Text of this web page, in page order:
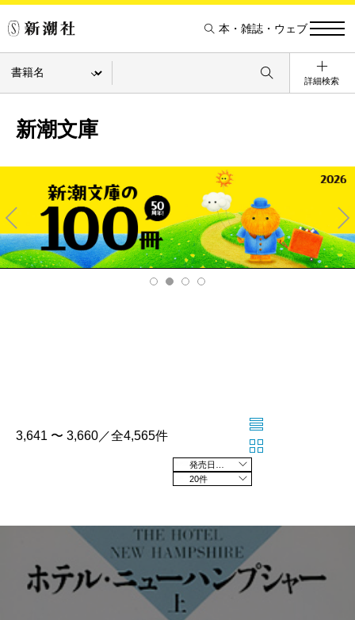
本・雑誌・ウェブ
詳細検索
新潮文庫
Pre
v
Ne
xt
3,641 〜 3,660／全4,565件
20件